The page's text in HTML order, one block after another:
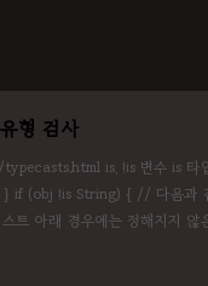
형 검사
is, !is 변수 is
if (obj !is String) { // 다음과
아래 경우에는 정해지지 않
우, 해당 타입으로 케스트(사